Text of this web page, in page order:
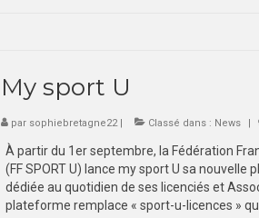
My sport U
par sophiebretagne22| Classé dans : News |
À partir du 1er septembre, la Fédération
(FF SPORT U) lance my sport U sa
dédiée au quotidien de ses licenciés et
plateforme remplace « sport-u-licences »